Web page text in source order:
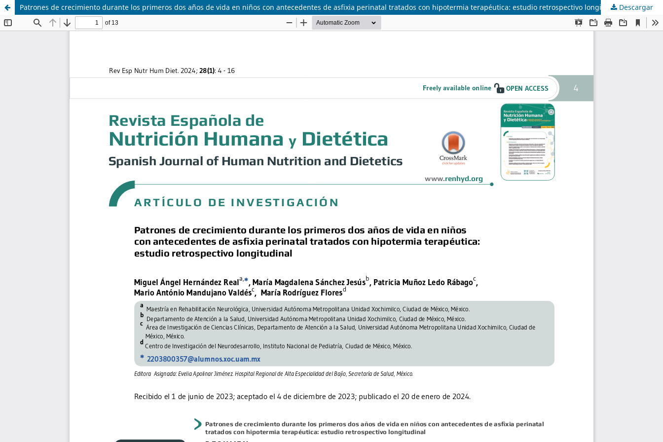
Patrones de crecimiento durante los primeros dos años de vida en niños con antecedentes de asfixia perinatal tratados con hipotermia terapéutica: estudio retrospectivo longitudinalDescargar